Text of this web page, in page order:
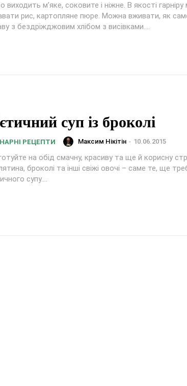
виходить м’яке, соковите і ніжне. В якості
рис, картопляне пюре. Можна вживати, як
з бездріжджовим хлібом з висівками....
суп із броколі
РЕЦЕПТИ Максим Нікітін - 10.06.2015
на обід смачну, красиву та ще й корисну
броколі та інші свіжі овочі – саме те, ще
супу....